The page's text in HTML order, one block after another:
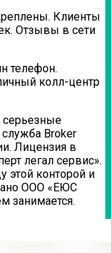
Клиенты
Отзывы в сети
телефон.
колл-центр
Broker
Лицензия в
легал сервис».
этой конторой и
ООО «ЕЮС
занимается.